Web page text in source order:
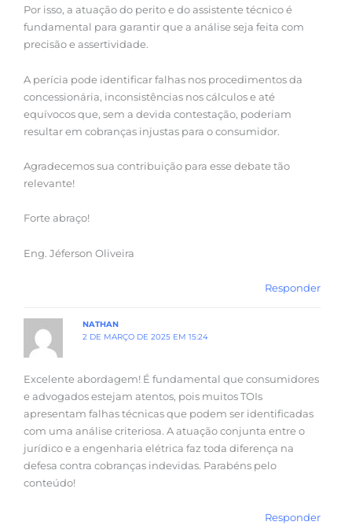
Por isso, a atuação do perito e do assistente técnico é
fundamental para garantir que a análise seja feita com
precisão e assertividade.
A perícia pode identificar falhas nos procedimentos da
concessionária, inconsistências nos cálculos e até
equívocos que, sem a devida contestação, poderiam
resultar em cobranças injustas para o consumidor.
Agradecemos sua contribuição para esse debate tão
relevante!
Forte abraço!
Eng. Jéferson Oliveira
Responder
NATHAN
2 DE MARÇO DE 2025 EM 15:24
Excelente abordagem! É fundamental que consumidores
e advogados estejam atentos, pois muitos TOIs
apresentam falhas técnicas que podem ser identificadas
com uma análise criteriosa. A atuação conjunta entre o
jurídico e a engenharia elétrica faz toda diferença na
defesa contra cobranças indevidas. Parabéns pelo
conteúdo!
Responder